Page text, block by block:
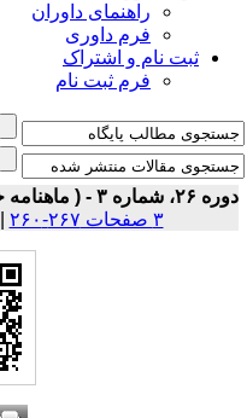
راهنمای داوران
فرم داوری
ثبت نام و اشتراک
فرم ثبت نام
۳ - ( ماهنامه خرداد ۱۳۹۴ )
|